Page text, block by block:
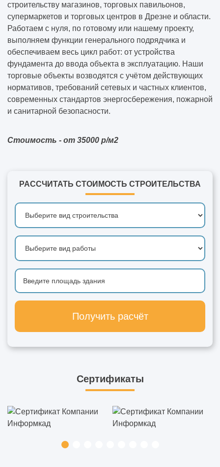
строительству магазинов, торговых павильонов,
супермаркетов и торговых центров в Дрезне и области.
Работаем с нуля, по готовому или нашему проекту,
выполняем функции генерального подрядчика и
обеспечиваем весь цикл работ: от устройства
фундамента до ввода объекта в эксплуатацию. Наши
торговые объекты возводятся с учётом действующих
нормативов, требований сетевых и частных клиентов,
современных стандартов энергосбережения, пожарной
и санитарной безопасности.
Стоимость - от 35000 р/м2
РАССЧИТАТЬ СТОИМОСТЬ СТРОИТЕЛЬСТВА
Получить расчёт
Сертификаты